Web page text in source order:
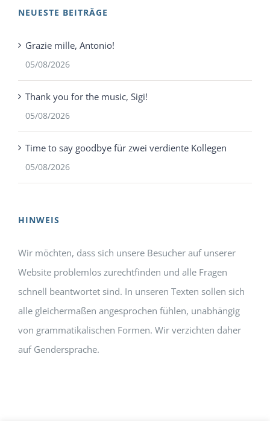
NEUESTE BEITRÄGE
Grazie mille, Antonio!
05/08/2026
Thank you for the music, Sigi!
05/08/2026
Time to say goodbye für zwei verdiente Kollegen
05/08/2026
HINWEIS
Wir möchten, dass sich unsere Besucher auf unserer
Website problemlos zurechtfinden und alle Fragen
schnell beantwortet sind. In unseren Texten sollen sich
alle gleichermaßen angesprochen fühlen, unabhängig
von grammatikalischen Formen. Wir verzichten daher
auf Gendersprache.